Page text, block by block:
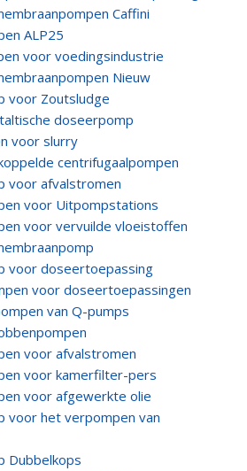
Caffini
ALP25
voor voedingsindustrie
Nieuw
voor Zoutsludge
doseerpomp
voor slurry
centrifugaalpompen
voor afvalstromen
voor Uitpompstations
voor vervuilde vloeistoffen
voor doseertoepassing
voor doseertoepassingen
van Q-pumps
voor afvalstromen
voor kamerfilter-pers
voor afgewerkte olie
voor het verpompen van
Dubbelkops